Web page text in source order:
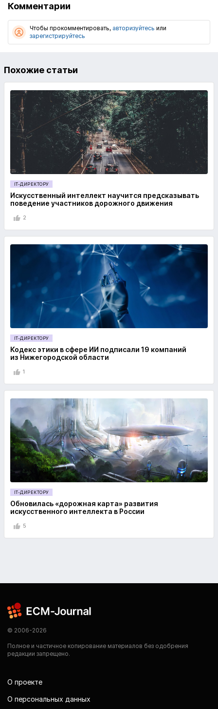
Комментарии
Чтобы прокомментировать, авторизуйтесь или
зарегистрируйтесь
Похожие статьи
IT-ДИРЕКТОРУ
Искусственный интеллект научится предсказывать
поведение участников дорожного движения
2
IT-ДИРЕКТОРУ
Кодекс этики в сфере ИИ подписали 19 компаний
из Нижегородской области
1
IT-ДИРЕКТОРУ
Обновилась «дорожная карта» развития
искусственного интеллекта в России
5
© 2006-2026
Полное и частичное копирование материалов без одобрения
редакции запрещено.
О проекте
О персональных данных